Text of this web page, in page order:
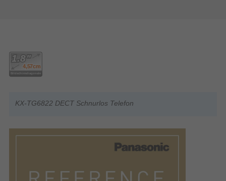
KX-TG6822 DECT Schnurlos Telefon